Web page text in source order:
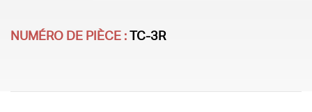
NUMÉRO DE PIÈCE : TC-3R